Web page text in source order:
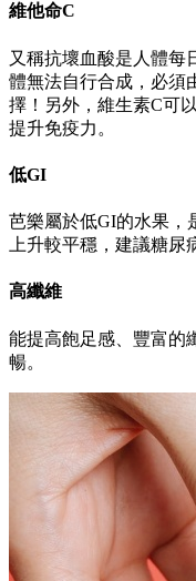
維他命C
又稱抗壞血酸是人體每
體無法自行合成，必須
擇！另外，維生素C可
提升免疫力。
低GI
芭樂屬於低GI的水果，
上升較平穩，建議糖尿
高纖維
能提高飽足感、豐富的
暢。